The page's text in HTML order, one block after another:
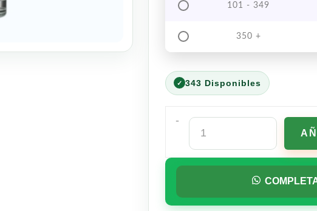
101 - 349
350 +
343 Disponibles
-
Tequila
Maestro
Dobel
Blanco
cantidad